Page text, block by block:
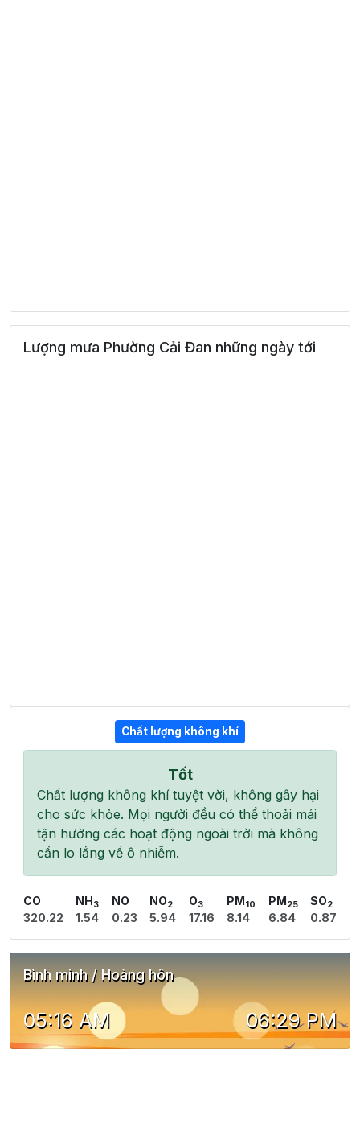
Lượng mưa Phường Cải Đan những ngày tới
Chất lượng không khí
Tốt
Chất lượng không khí tuyệt vời, không gây hại
cho sức khỏe. Mọi người đều có thể thoải mái
tận hưởng các hoạt động ngoài trời mà không
cần lo lắng về ô nhiễm.
CO
320.22
NH 3
1.54
NO
0.23
NO2
5.94
O3
17.16
PM 10
8.14
PM 25
6.84
SO2
0.87
Bình minh / Hoàng hôn
05:16 AM 06:29 PM